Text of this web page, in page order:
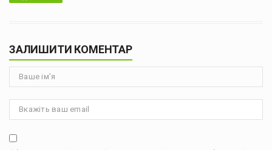
ЗАЛИШИТИ КОМЕНТАР